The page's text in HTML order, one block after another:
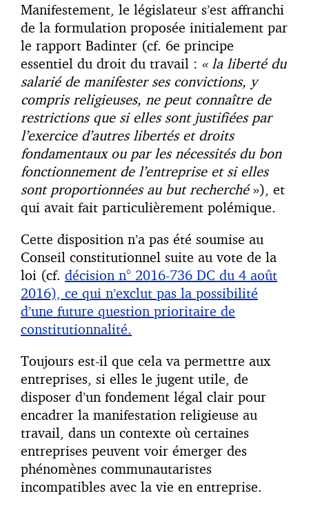
Manifestement, le législateur s’est affranchi
de la formulation proposée initialement par
le rapport Badinter (cf. 6e principe
essentiel du droit du travail : « la liberté du
salarié de manifester ses convictions, y
compris religieuses, ne peut connaître de
restrictions que si elles sont justifiées par
l’exercice d’autres libertés et droits
fondamentaux ou par les nécessités du bon
fonctionnement de l’entreprise et si elles
sont proportionnées au but recherché»), et
qui avait fait particulièrement polémique.
Cette disposition n’a pas été soumise au
Conseil constitutionnel suite au vote de la
loi (cf. décision n° 2016-736 DC du 4 août
2016), ce qui n’exclut pas la possibilité
d’une future question prioritaire de
constitutionnalité.
Toujours est-il que cela va permettre aux
entreprises, si elles le jugent utile, de
disposer d’un fondement légal clair pour
encadrer la manifestation religieuse au
travail, dans un contexte où certaines
entreprises peuvent voir émerger des
phénomènes communautaristes
incompatibles avec la vie en entreprise.